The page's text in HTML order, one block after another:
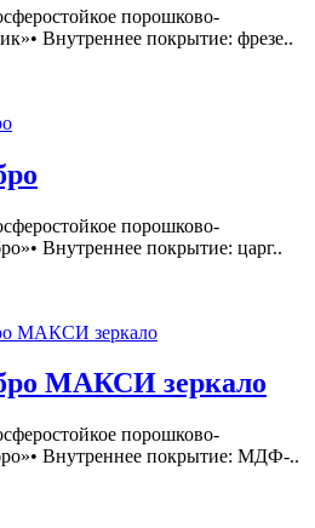
порошково-
Внутреннее покрытие: фрезе..
порошково-
Внутреннее покрытие: царг..
МАКСИ зеркало
порошково-
Внутреннее покрытие: МДФ-..